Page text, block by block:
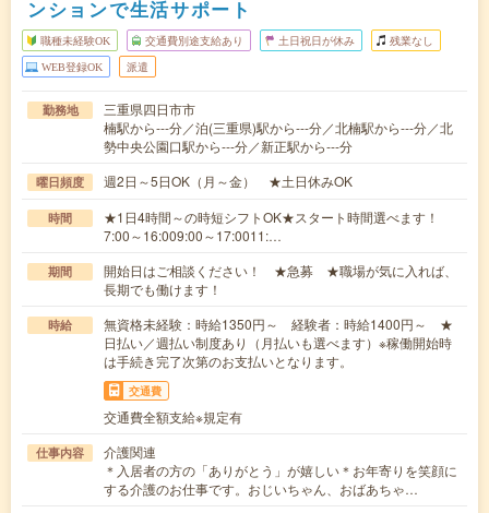
ンションで生活サポート
職種未経験OK 交通費別途支給あり 土日祝日が休み 残業なし
WEB登録OK 派遣
勤務地
三重県四日市市
楠駅から---分／泊(三重県)駅から---分／北楠駅から---分／北
勢中央公園口駅から---分／新正駅から---分
曜日頻度 週2日～5日OK（月～金） ★土日休みOK
時間
★1日4時間～の時短シフトOK★スタート時間選べます！
7:00～16:009:00～17:0011:…
期間
開始日はご相談ください！ ★急募 ★職場が気に入れば、
長期でも働けます！
時給
無資格未経験：時給1350円～ 経験者：時給1400円～ ★
日払い／週払い制度あり（月払いも選べます）※稼働開始時
は手続き完了次第のお支払いとなります。
交通費
交通費全額支給※規定有
仕事内容
介護関連
＊入居者の方の「ありがとう」が嬉しい＊お年寄りを笑顔に
する介護のお仕事です。おじいちゃん、おばあちゃ…